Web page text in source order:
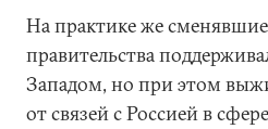
На практике же
правительства
Западом, но при этом
от связей с Россией в